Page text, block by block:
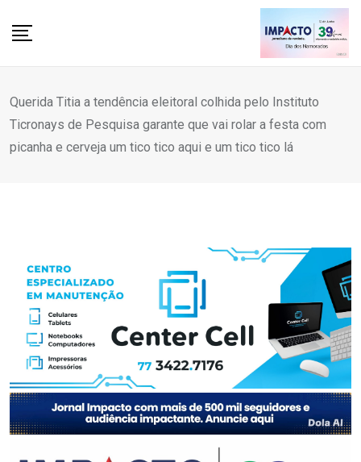
Querida Titia a tendência eleitoral colhida pelo Instituto
Ticronays de Pesquisa garante que vai rolar a festa com
picanha e cerveja um tico tico aqui e um tico tico lá